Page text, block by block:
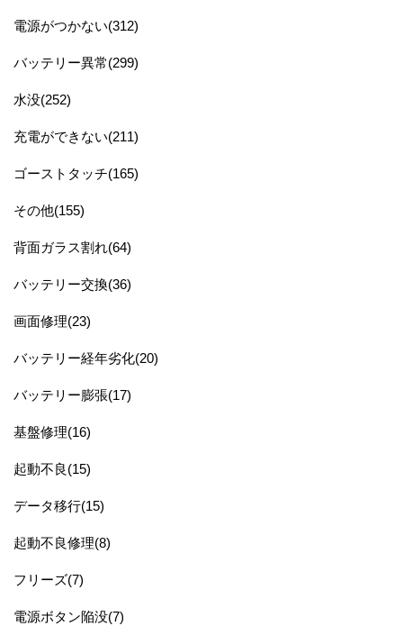
電源がつかない(312)
バッテリー異常(299)
水没(252)
充電ができない(211)
ゴーストタッチ(165)
その他(155)
背面ガラス割れ(64)
バッテリー交換(36)
画面修理(23)
バッテリー経年劣化(20)
バッテリー膨張(17)
基盤修理(16)
起動不良(15)
データ移行(15)
起動不良修理(8)
フリーズ(7)
電源ボタン陥没(7)